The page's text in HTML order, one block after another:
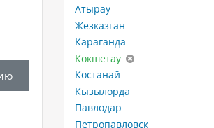
Атырау
Жезказган
Караганда
Кокшетау
Костанай
Кызылорда
Павлодар
Петропавловск